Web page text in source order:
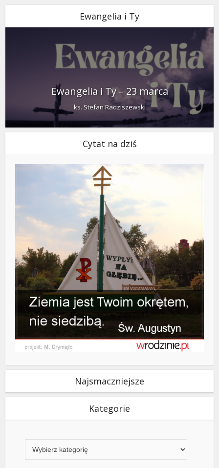
Ewangelia i Ty
Ewangelia i Ty – 23 marca
ks. Stefan Radziszewski
Cytat na dziś
Najsmaczniejsze
Kategorie